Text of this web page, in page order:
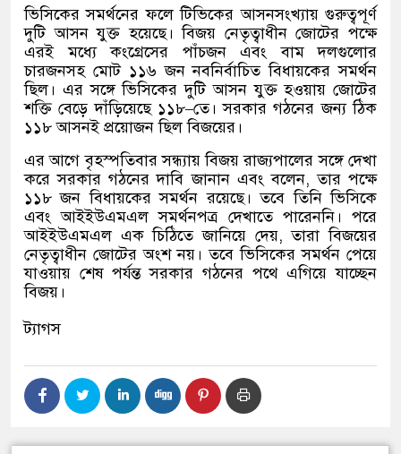
ভিসিকের সমর্থনের ফলে টিভিকের আসনসংখ্যায় গুরুত্বপূর্ণ
দুটি আসন যুক্ত হয়েছে। বিজয় নেতৃত্বাধীন জোটের পক্ষে
এরই মধ্যে কংগ্রেসের পাঁচজন এবং বাম দলগুলোর
চারজনসহ মোট ১১৬ জন নবনির্বাচিত বিধায়কের সমর্থন
ছিল। এর সঙ্গে ভিসিকের দুটি আসন যুক্ত হওয়ায় জোটের
শক্তি বেড়ে দাঁড়িয়েছে ১১৮–তে। সরকার গঠনের জন্য ঠিক
১১৮ আসনই প্রয়োজন ছিল বিজয়ের।
এর আগে বৃহস্পতিবার সন্ধ্যায় বিজয় রাজ্যপালের সঙ্গে দেখা
করে সরকার গঠনের দাবি জানান এবং বলেন,তার পক্ষে
১১৮ জন বিধায়কের সমর্থন রয়েছে। তবে তিনি ভিসিকে
এবং আইইউএমএল সমর্থনপত্র দেখাতে পারেননি। পরে
আইইউএমএল এক চিঠিতে জানিয়ে দেয়,তারা বিজয়ের
নেতৃত্বাধীন জোটের অংশ নয়। তবে ভিসিকের সমর্থন পেয়ে
যাওয়ায় শেষ পর্যন্ত সরকার গঠনের পথে এগিয়ে যাচ্ছেন
বিজয়।
ট্যাগস